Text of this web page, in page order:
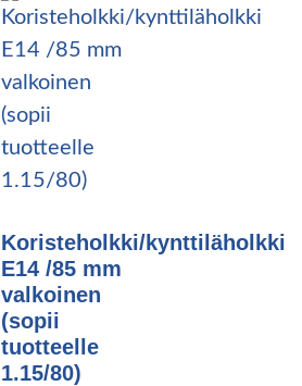
Koristeholkki/kynttiläholkki
E14 /85 mm
valkoinen
(sopii
tuotteelle
1.15/80)